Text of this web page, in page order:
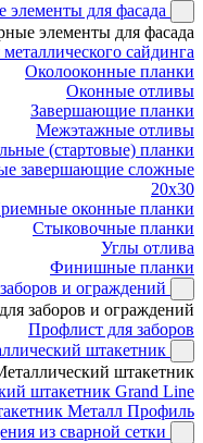
элементы для фасада
элементы для фасада
сайдинга
Околооконные планки
Оконные отливы
Завершающие планки
Межэтажные отливы
(стартовые) планки
завершающие сложные
20x30
оконные планки
Стыковочные планки
Углы отлива
Финишные планки
и ограждений
заборов и ограждений
Профлист для заборов
штакетник
штакетник
штакетник Grand Line
Металл Профиль
из сварной сетки